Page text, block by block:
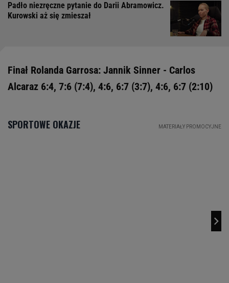
Padło niezręczne pytanie do Darii Abramowicz.
Kurowski aż się zmieszał
Finał Rolanda Garrosa: Jannik Sinner - Carlos
Alcaraz 6:4, 7:6 (7:4), 4:6, 6:7 (3:7), 4:6, 6:7 (2:10)